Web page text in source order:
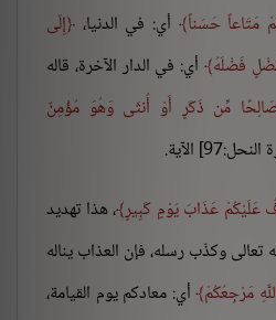
مَتَاعاً حَسَناً أي: في الدنيا، إِلَى
فَضْلَهُ أي: في الدار الآخرة، قاله
مِّن ذَكَرٍ أَوْ أُنثَى وَهُوَ مُؤْمِنٌ
الآية.
عَلَيْكُمْ عَذَابَ يَوْمٍ كَبِيرٍ ، هذا تهديد
تعالى وكذّب رسله، فإن العذاب يناله
مَرْجِعُكُمْ أي: معادكم يوم القيامة،